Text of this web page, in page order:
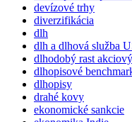
devízové trhy
diverzifikácia
dlh
dlh a dlhová služba
dlhodobý rast
dlhopisové
dlhopisy
drahé kovy
ekonomické sankcie